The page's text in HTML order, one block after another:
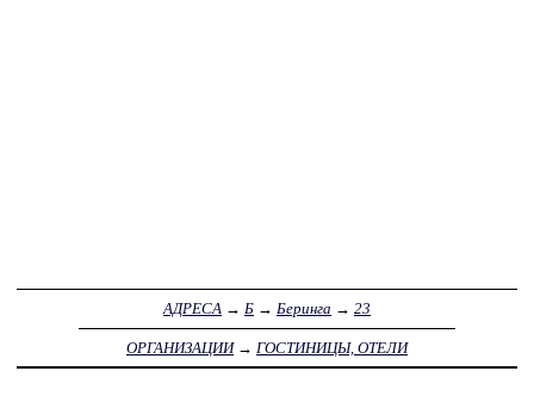
АДРЕСА → Б → Беринга → 23
ОРГАНИЗАЦИИ→ ГОСТИНИЦЫ, ОТЕЛИ